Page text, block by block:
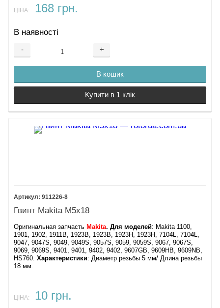
ЦІНА: 168 грн.
В наявності
- +
В кошик
Купити в 1 клік
911226-8
Гвинт Makita М5х18
Оригинальная запчасть Makita. Для моделей: Makita 1100,
1901, 1902, 1911B, 1923B, 1923B, 1923H, 1923H, 7104L, 7104L,
9047, 9047S, 9049, 9049S, 9057S, 9059, 9059S, 9067, 9067S,
9069, 9069S, 9401, 9401, 9402, 9402, 9607GB, 9609HB, 9609NB,
HS760​​​.Характеристики: ​Диаметр резьбы 5 мм/ Длина резьбы
18 мм.
ЦІНА: 10 грн.